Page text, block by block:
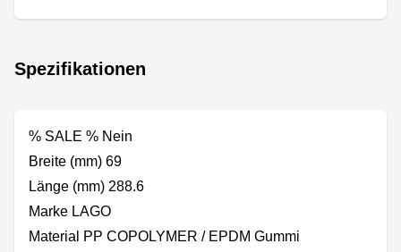
Spezifikationen
% SALE % Nein
Breite (mm) 69
Länge (mm) 288.6
Marke LAGO
Material PP COPOLYMER / EPDM Gummi